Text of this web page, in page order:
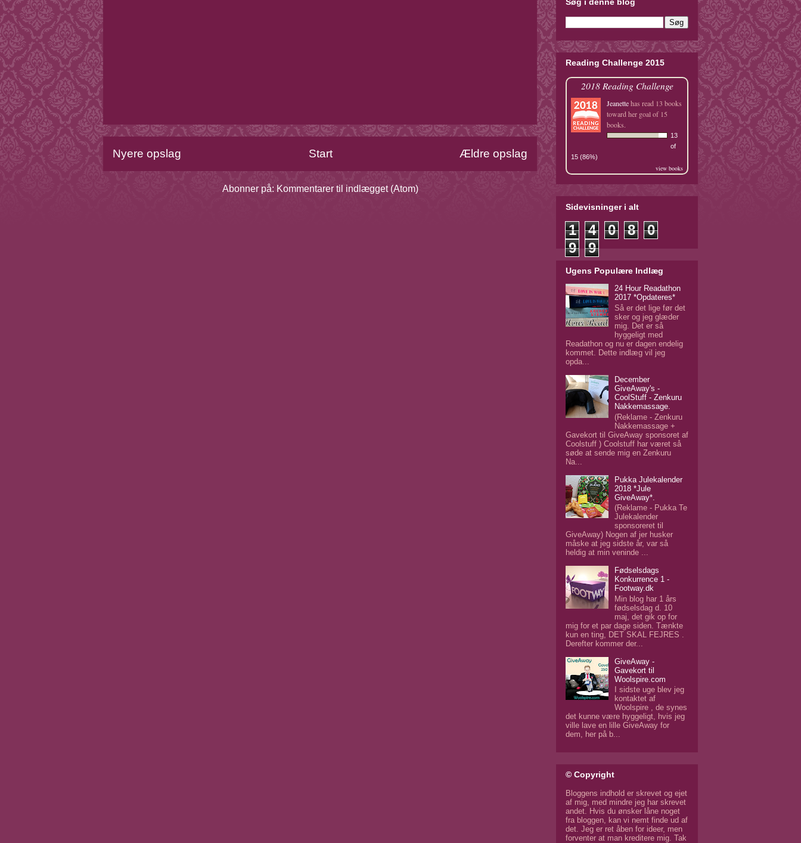
Nyere opslag Ældre opslag
Start
Abonner på: Kommentarer til indlægget (Atom)
Reading Challenge 2015
2018 Reading Challenge
Jeanettehas read 13 books
toward her goal of 15
books.
13
of
15 (86%)
view books
Sidevisninger i alt
1 4 0 8
0
9
9
Ugens Populære Indlæg
24 Hour Readathon
2017 *Opdateres*
Så er det lige før det
sker og jeg glæder
mig. Det er så
hyggeligt med
Readathon og nu er dagen endelig
kommet. Dette indlæg vil jeg
opda...
December
GiveAway's -
CoolStuff - Zenkuru
Nakkemassage.
(Reklame - Zenkuru
Nakkemassage +
Gavekort til GiveAway sponsoret af
Coolstuff ) Coolstuff har været så
søde at sende mig en Zenkuru
Na...
Pukka Julekalender
2018 *Jule
GiveAway*.
(Reklame - Pukka Te
Julekalender
sponsoreret til
GiveAway) Nogen af jer husker
måske at jeg sidste år, var så
heldig at min veninde ...
Fødselsdags
Konkurrence 1 -
Footway.dk
Min blog har 1 års
fødselsdag d. 10
maj, det gik op for
mig for et par dage siden. Tænkte
kun en ting, DET SKAL FEJRES .
Derefter kommer der...
GiveAway -
Gavekort til
Woolspire.com
I sidste uge blev jeg
kontaktet af
Woolspire , de synes
det kunne være hyggeligt, hvis jeg
ville lave en lille GiveAway for
dem, her på b...
© Copyright
Bloggens indhold er skrevet og ejet
af mig, med mindre jeg har skrevet
andet. Hvis du ønsker låne noget
fra bloggen, kan vi nemt finde ud af
det. Jeg er ret åben for ideer, men
forventer at man kreditere mig. Tak